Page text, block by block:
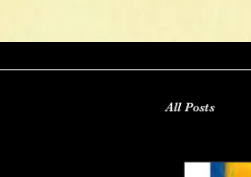
All Posts